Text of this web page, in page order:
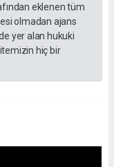
eklenen tüm
olmadan ajans
yer alan hukuki
hiç bir